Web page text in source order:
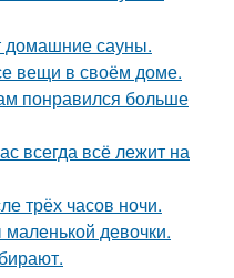
домашние сауны.
вещи в своём доме.
понравился больше
всегда всё лежит на
трёх часов ночи.
девочки.